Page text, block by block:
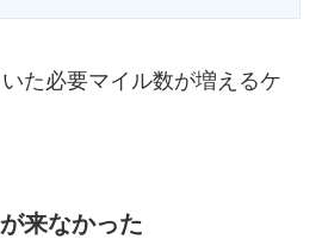
た必要マイル数が増えるケ
来なかった